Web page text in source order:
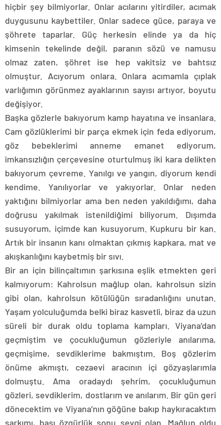
hiçbir şey bilmiyorlar. Onlar acılarını yitirdiler, acımak
duygusunu kaybettiler. Onlar sadece güce, paraya ve
şöhrete taparlar. Güç herkesin elinde ya da hiç
kimsenin tekelinde değil, paranın sözü ve namusu
olmaz zaten, şöhret ise hep vakitsiz ve bahtsız
olmuştur. Acıyorum onlara. Onlara acımamla çıplak
varlığımın görünmez ayaklarının sayısı artıyor, boyutu
değişiyor.
Başka gözlerle bakıyorum kamp hayatına ve insanlara.
Cam gözlüklerimi bir parça ekmek için feda ediyorum,
göz bebeklerimi anneme emanet ediyorum,
imkansızlığın çerçevesine oturtulmuş iki kara delikten
bakıyorum çevreme. Yanılgı ve yangın, diyorum kendi
kendime. Yanılıyorlar ve yakıyorlar. Onlar neden
yaktığını bilmiyorlar ama ben neden yakıldığımı, daha
doğrusu yakılmak istenildiğimi biliyorum. Dışımda
susuyorum, içimde kan kusuyorum. Kupkuru bir kan.
Artık bir insanın kanı olmaktan çıkmış kapkara, mat ve
akışkanlığını kaybetmiş bir sıvı.
Bir an için bilinçaltımın şarkısına eşlik etmekten geri
kalmıyorum: Kahrolsun mağlup olan, kahrolsun sizin
gibi olan, kahrolsun kötülüğün sıradanlığını unutan.
Yaşam yolculuğumda belki biraz kasvetli, biraz da uzun
süreli bir durak oldu toplama kampları. Viyana’dan
geçmiştim ve çocukluğumun gözleriyle anılarıma,
geçmişime, sevdiklerime bakmıştım. Boş gözlerim
önüme akmıştı, cezaevi aracının içi gözyaşlarımla
dolmuştu. Ama oradaydı şehrim, çocukluğumun
gözleri, sevdiklerim, dostlarım ve anılarım. Bir gün geri
dönecektim ve Viyana’nın göğüne bakıp haykıracaktım
şarkımı, başı özgürlük sonu sevgi olan. Mağlup oldu